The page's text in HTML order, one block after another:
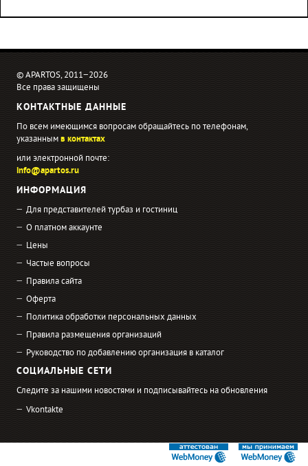
© APARTOS, 2011−2026
Все права защищены
КОНТАКТНЫЕ ДАННЫЕ
По всем имеющимся вопросам обращайтесь по телефонам,
указаннымв контактах
или электронной почте:
info@apartos.ru
ИНФОРМАЦИЯ
Для представителей турбаз и гостиниц
О платном аккаунте
Цены
Частые вопросы
Правила сайта
Оферта
Политика обработки персональных данных
Правила размещения организаций
Руководство по добавлению организация в каталог
СОЦИАЛЬНЫЕ СЕТИ
Следите за нашими новостями и подписывайтесь на обновления
Vkontakte